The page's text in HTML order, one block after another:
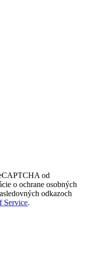
od
o ochrane osobných
odkazoch
Service.